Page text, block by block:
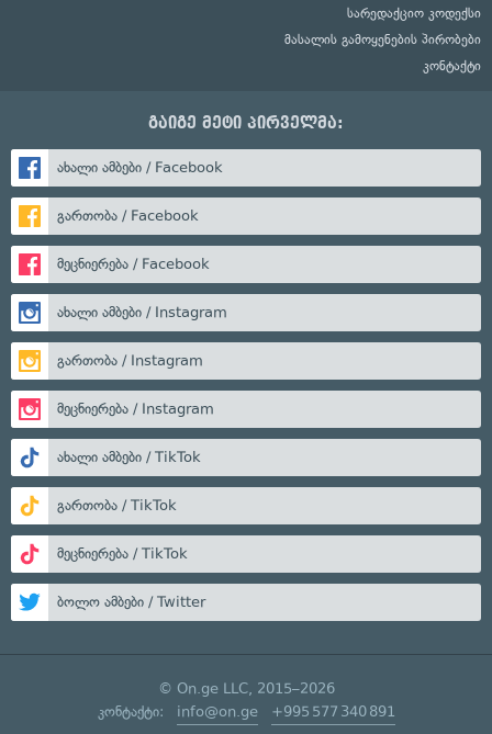
სარედაქციო კოდექსი
მასალის გამოყენების პირობები
კონტაქტი
გაიგე მეტი პირველმა:
ახალი ამბები / Facebook
გართობა / Facebook
მეცნიერება / Facebook
ახალი ამბები / Instagram
გართობა / Instagram
მეცნიერება / Instagram
ახალი ამბები / TikTok
გართობა / TikTok
მეცნიერება / TikTok
ბოლო ამბები / Twitter
© On.ge LLC, 2015–2026
კონტაქტი: info@on.ge +995 577 340 891